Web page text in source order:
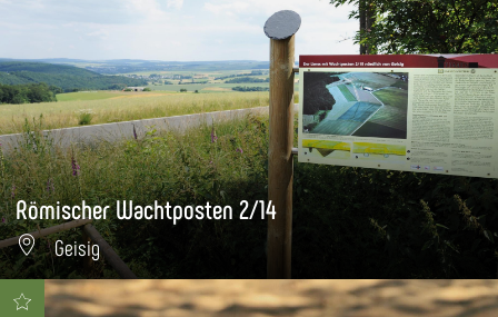
Römischer Wachtposten 2/14
Geisig